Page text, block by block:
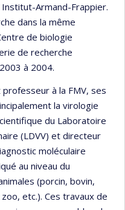
Institut-Armand-Frappier.
dans la même
de biologie
de recherche
à 2004.
à la FMV, ses
la virologie
du Laboratoire
(LDVV) et directeur
moléculaire
au niveau du
(porcin, bovin,
etc.). Ces travaux de